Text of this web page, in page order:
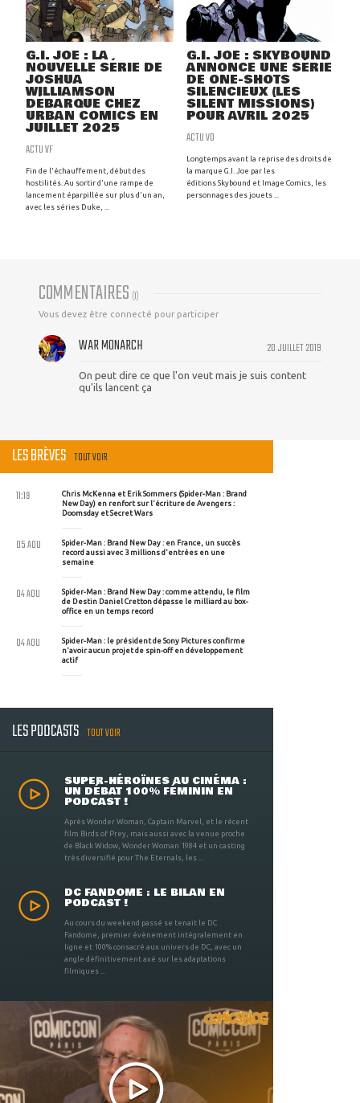
G.I. JOE : LA
NOUVELLE SÉRIE DE
JOSHUA
WILLIAMSON
DÉBARQUE CHEZ
URBAN COMICS EN
JUILLET 2025
ACTU VF
Fin de l'échauffement, début des
hostilités. Au sortir d'une rampe de
lancement éparpillée sur plus d'un an,
avec les séries Duke, ...
G.I. JOE : SKYBOUND
ANNONCE UNE SÉRIE
DE ONE-SHOTS
SILENCIEUX (LES
SILENT MISSIONS)
POUR AVRIL 2025
ACTU VO
Longtemps avant la reprise des droits de
la marque G.I. Joe par les
éditions Skybound et Image Comics, les
personnages des jouets ...
COMMENTAIRES (1)
Vous devez être connecté pour participer
20 JUILLET 2019
WAR MONARCH
On peut dire ce que l'on veut mais je suis content
qu'ils lancent ça
LES BRÈVES TOUT VOIR
Chris McKenna et Erik Sommers (Spider-Man : Brand
New Day) en renfort sur l'écriture de Avengers :
Doomsday et Secret Wars
11:19
Spider-Man : Brand New Day : en France, un succès
record aussi avec 3 millions d'entrées en une
semaine
05 AOU
Spider-Man : Brand New Day : comme attendu, le film
de Destin Daniel Cretton dépasse le milliard au box-
office en un temps record
04 AOU
Spider-Man : le président de Sony Pictures confirme
n'avoir aucun projet de spin-off en développement
actif
04 AOU
LES PODCASTS TOUT VOIR
SUPER-HÉROÏNES AU CINÉMA :
UN DÉBAT 100% FÉMININ EN
PODCAST !
Après Wonder Woman, Captain Marvel, et le récent
film Birds of Prey, mais aussi avec la venue proche
de Black Widow, Wonder Woman 1984 et un casting
très diversifié pour The Eternals, les ...
DC FANDOME : LE BILAN EN
PODCAST !
Au cours du weekend passé se tenait le DC
Fandome, premier évènement intégralement en
ligne et 100% consacré aux univers de DC, avec un
angle définitivement axé sur les adaptations
filmiques ...